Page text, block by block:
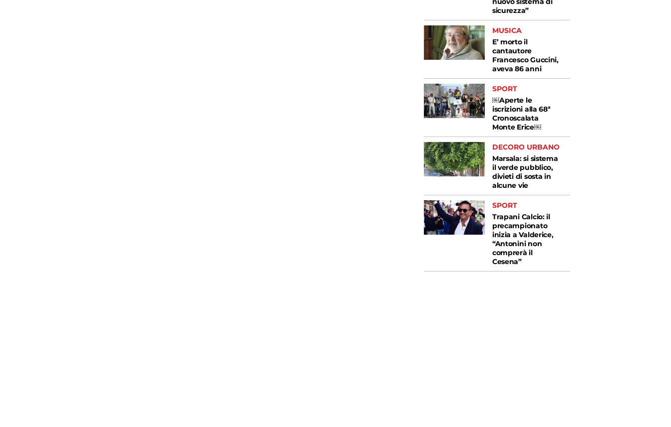
sicurezza”
MUSICA
E’ morto il
cantautore
Francesco Guccini,
aveva 86 anni
SPORT
￼Aperte le
iscrizioni alla 68ª
Cronoscalata
Monte Erice￼
DECORO URBANO
Marsala: si sistema
il verde pubblico,
divieti di sosta in
alcune vie
SPORT
Trapani Calcio: il
precampionato
inizia a Valderice,
“Antonini non
comprerà il
Cesena”